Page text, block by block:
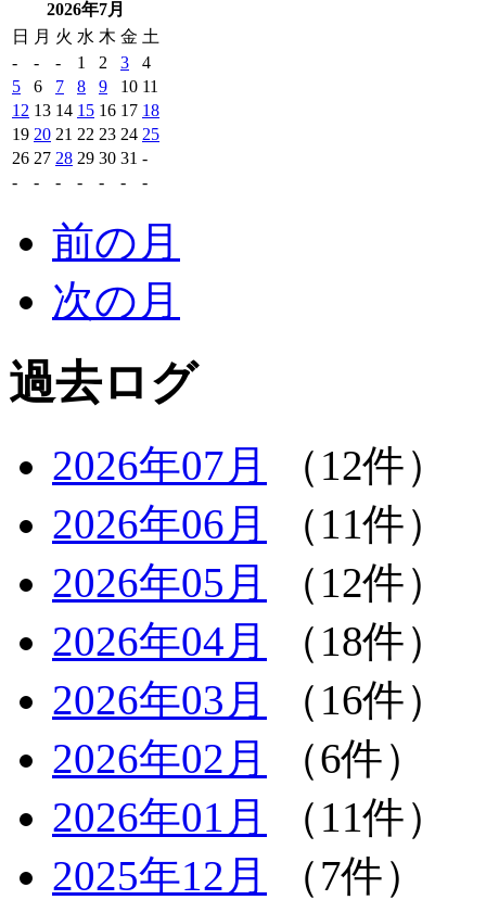
2026年7月
日
月 火 水 木 金 土
-
- - 1 2 3
4
5
6 7 8 9 10 11
12 13 14 15 16 17 18
19 20 21 22 23 24 25
26 27 28 29 30 31 -
-
- - - - - -
前の月
次の月
過去ログ
2026年07月
（12件）
2026年06月
（11件）
2026年05月
（12件）
2026年04月
（18件）
2026年03月
（16件）
2026年02月
（6件）
2026年01月
（11件）
2025年12月
（7件）